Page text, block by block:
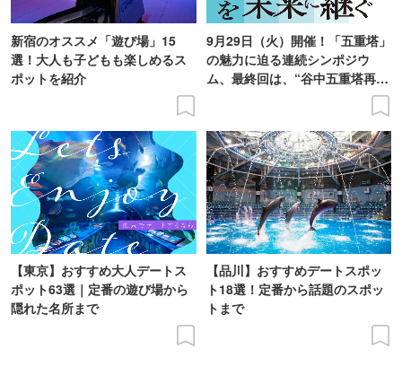
新宿のオススメ「遊び場」15
選！大人も子どもも楽しめるス
ポットを紹介
9月29日（火）開催！「五重塔」
の魅力に迫る連続シンポジウ
ム、最終回は、“谷中五重塔再建
【東京】おすすめ大人デートス
ポット63選｜定番の遊び場から
隠れた名所まで
【品川】おすすめデートスポッ
ト18選！定番から話題のスポッ
トまで